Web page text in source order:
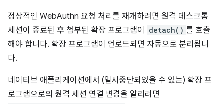
정상적인 WebAuthn 요청 처리를 재개하려면 원격 데스크톱
세션이 종료된 후 첨부된 확장 프로그램이
detach() 를 호출
해야 합니다. 확장 프로그램이 언로드되면 자동으로 분리됩니
다.
네이티브 애플리케이션에서 (일시중단되었을 수 있는) 확장 프
로그램으로의 원격 세션 연결 변경을 알리려면